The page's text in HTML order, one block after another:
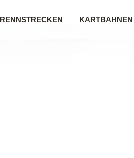
RENNSTRECKEN KARTBAHNEN